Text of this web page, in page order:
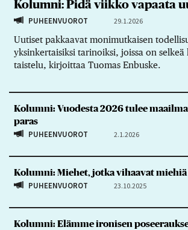
Kolumni: Pidä viikko vapaata
PUHEENVUOROT 29.1.2026
Uutiset pakkaavat monimutkaisen
yksinkertaisiksi tarinoiksi, joissa on selkeä
taistelu, kirjoittaa Tuomas Enbuske.
Kolumni: Vuodesta 2026 tulee
paras
PUHEENVUOROT 2.1.2026
Kolumni: Miehet, jotka vihaavat miehiä
PUHEENVUOROT 23.10.2025
Kolumni: Elämme ironisen